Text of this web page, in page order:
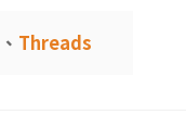
、 Threads